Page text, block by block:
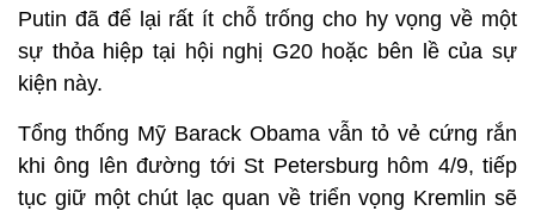
Putin đã để lại rất ít chỗ trống cho hy vọng về một
sự thỏa hiệp tại hội nghị G20 hoặc bên lề của sự
kiện này.
Tổng thống Mỹ Barack Obama vẫn tỏ vẻ cứng rắn
khi ông lên đường tới St Petersburg hôm 4/9, tiếp
tục giữ một chút lạc quan về triển vọng Kremlin sẽ